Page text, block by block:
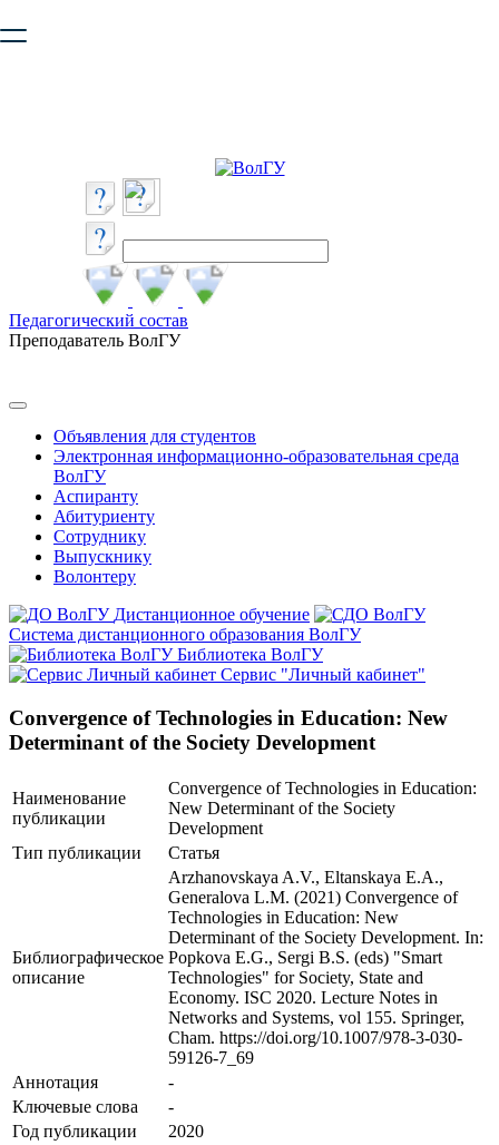
безопасную работу с сайтом. Пожалуйста
Педагогический состав
Преподаватель ВолГУ
Объявления для студентов
Электронная информационно-образовательная среда
ВолГУ
Аспиранту
Абитуриенту
Сотруднику
Выпускнику
Волонтеру
Дистанционное обучение
Система дистанционного образования ВолГУ
Библиотека ВолГУ
Сервис "Личный кабинет"
Convergence of Technologies in Education: New
Determinant of the Society Development
Наименование
публикации
Convergence of Technologies in Education:
New Determinant of the Society
Development
Тип публикации
Статья
Библиографическое
описание
Arzhanovskaya A.V., Eltanskaya E.A.,
Generalova L.M. (2021) Convergence of
Technologies in Education: New
Determinant of the Society Development. In:
Popkova E.G., Sergi B.S. (eds) "Smart
Technologies" for Society, State and
Economy. ISC 2020. Lecture Notes in
Networks and Systems, vol 155. Springer,
Cham. https://doi.org/10.1007/978-3-030-
59126-7_69
Аннотация
-
Ключевые cлова
-
Год публикации
2020